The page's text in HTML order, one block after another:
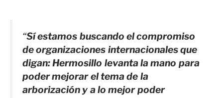
“Sí estamos buscando el compromiso
de organizaciones internacionales que
digan: Hermosillo levanta la mano para
poder mejorar el tema de la
arborización y a lo mejor poder